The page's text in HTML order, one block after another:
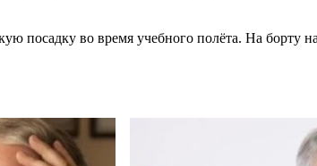
посадку во время учебного полёта. На борту